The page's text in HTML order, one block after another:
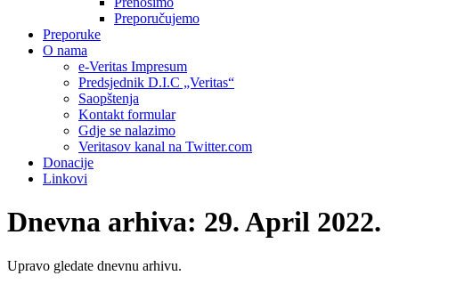
Preporučujemo
Preporuke
O nama
e-Veritas Impresum
Predsjednik D.I.C „Veritas“
Saopštenja
Kontakt formular
Gdje se nalazimo
Veritasov kanal na Twitter.com
Donacije
Linkovi
Dnevna arhiva: 29. April 2022.
Upravo gledate dnevnu arhivu.